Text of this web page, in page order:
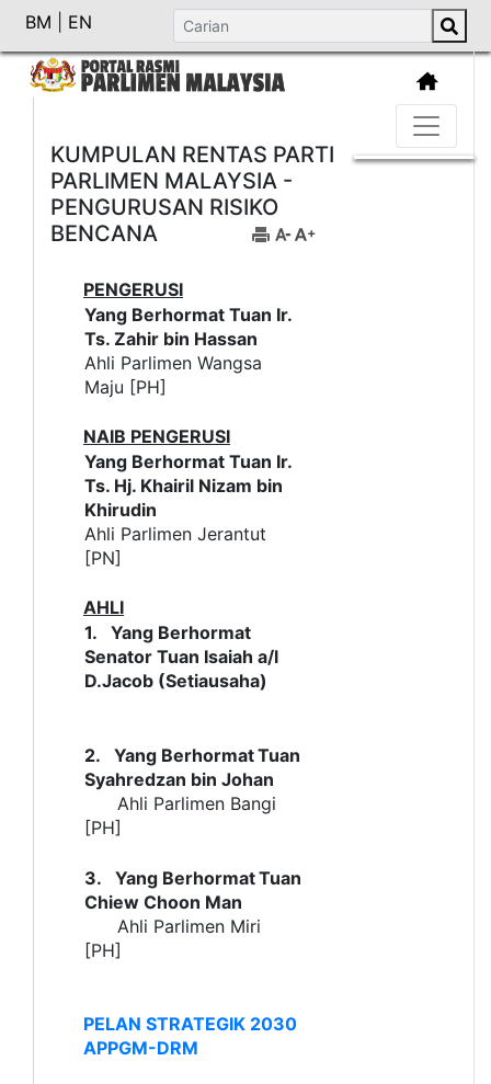
BM EN
KUMPULAN RENTAS PARTI
PARLIMEN MALAYSIA -
PENGURUSAN RISIKO
BENCANA
PENGERUSI
Yang Berhormat Tuan Ir.
Ts. Zahir bin Hassan
Ahli Parlimen Wangsa
Maju [PH]
NAIB PENGERUSI
Yang Berhormat Tuan Ir.
Ts. Hj. Khairil Nizam bin
Khirudin
Ahli Parlimen Jerantut
[PN]
AHLI
1. Yang Berhormat
Senator Tuan Isaiah a/l
D.Jacob (Setiausaha)
2. Yang BerhormatTuan
Syahredzan bin Johan
Ahli Parlimen Bangi
[PH]
3. Yang BerhormatTuan
Chiew Choon Man
Ahli Parlimen Miri
[PH]
PELAN STRATEGIK 2030
APPGM-DRM